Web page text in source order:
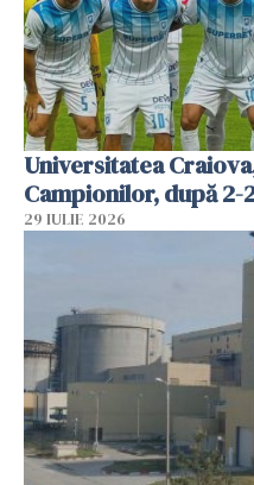
Universitatea
Campionilor, după 2-
29 IULIE 2026